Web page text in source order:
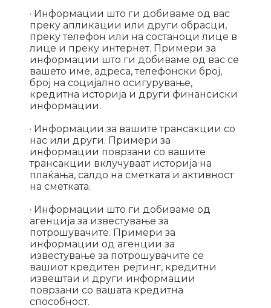
· Информации што ги добиваме од вас
преку апликации или други обрасци,
преку телефон или на состаноци лице в
лице и преку интернет. Примери за
информации што ги добиваме од вас се
вашето име, адреса, телефонски број,
број на социјално осигурување,
кредитна историја и други финансиски
информации.
· Информации за вашите трансакции со
нас или други. Примери за
информации поврзани со вашите
трансакции вклучуваат историја на
плаќања, салдо на сметката и активност
на сметката.
· Информации што ги добиваме од
агенција за известување за
потрошувачите. Примери за
информации од агенции за
известување за потрошувачите се
вашиот кредитен рејтинг, кредитни
извештаи и други информации
поврзани со вашата кредитна
способност.